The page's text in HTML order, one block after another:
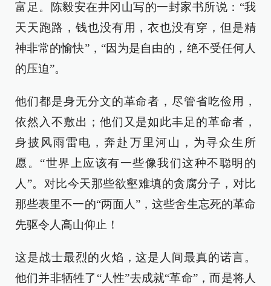
富足。陈毅安在井冈山写的一封家书所说：“我
天天跑路，钱也没有用，衣也没有穿，但是精
神非常的愉快”，“因为是自由的，绝不受任何人
的压迫”。
他们都是身无分文的革命者，尽管省吃俭用，
依然入不敷出；他们又是如此丰足的革命者，
身披风雨雷电，奔赴万里河山，为寻众生所
愿。“世界上应该有一些像我们这种不聪明的
人”。对比今天那些欲壑难填的贪腐分子，对比
那些表里不一的“两面人”，这些舍生忘死的革命
先驱令人高山仰止！
这是战士最烈的火焰，这是人间最真的诺言。
他们并非牺牲了“人性”去成就“革命”，而是将人